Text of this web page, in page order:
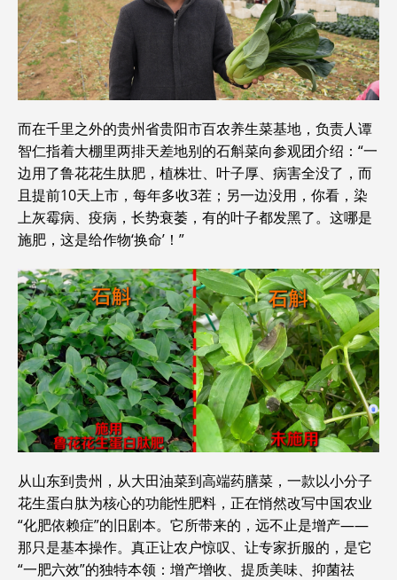
而在千里之外的贵州省贵阳市百农养生菜基地，负责人谭
智仁指着大棚里两排天差地别的石斛菜向参观团介绍：“一
边用了鲁花花生肽肥，植株壮、叶子厚、病害全没了，而
且提前10天上市，每年多收3茬；另一边没用，你看，染
上灰霉病、疫病，长势衰萎，有的叶子都发黑了。这哪是
施肥，这是给作物‘换命’！”
从山东到贵州，从大田油菜到高端药膳菜，一款以小分子
花生蛋白肽为核心的功能性肥料，正在悄然改写中国农业
“化肥依赖症”的旧剧本。它所带来的，远不止是增产——
那只是基本操作。真正让农户惊叹、让专家折服的，是它
“一肥六效”的独特本领：增产增收、提质美味、抑菌祛